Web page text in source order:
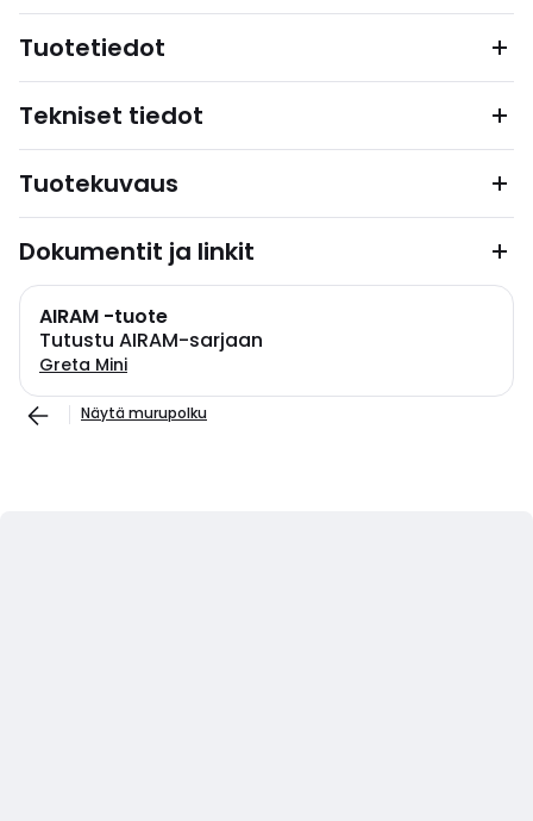
Tuotetiedot
Tekniset tiedot
Tuotekuvaus
Dokumentit ja linkit
AIRAM -tuote
Tutustu AIRAM-sarjaan
Greta Mini
Näytä murupolku